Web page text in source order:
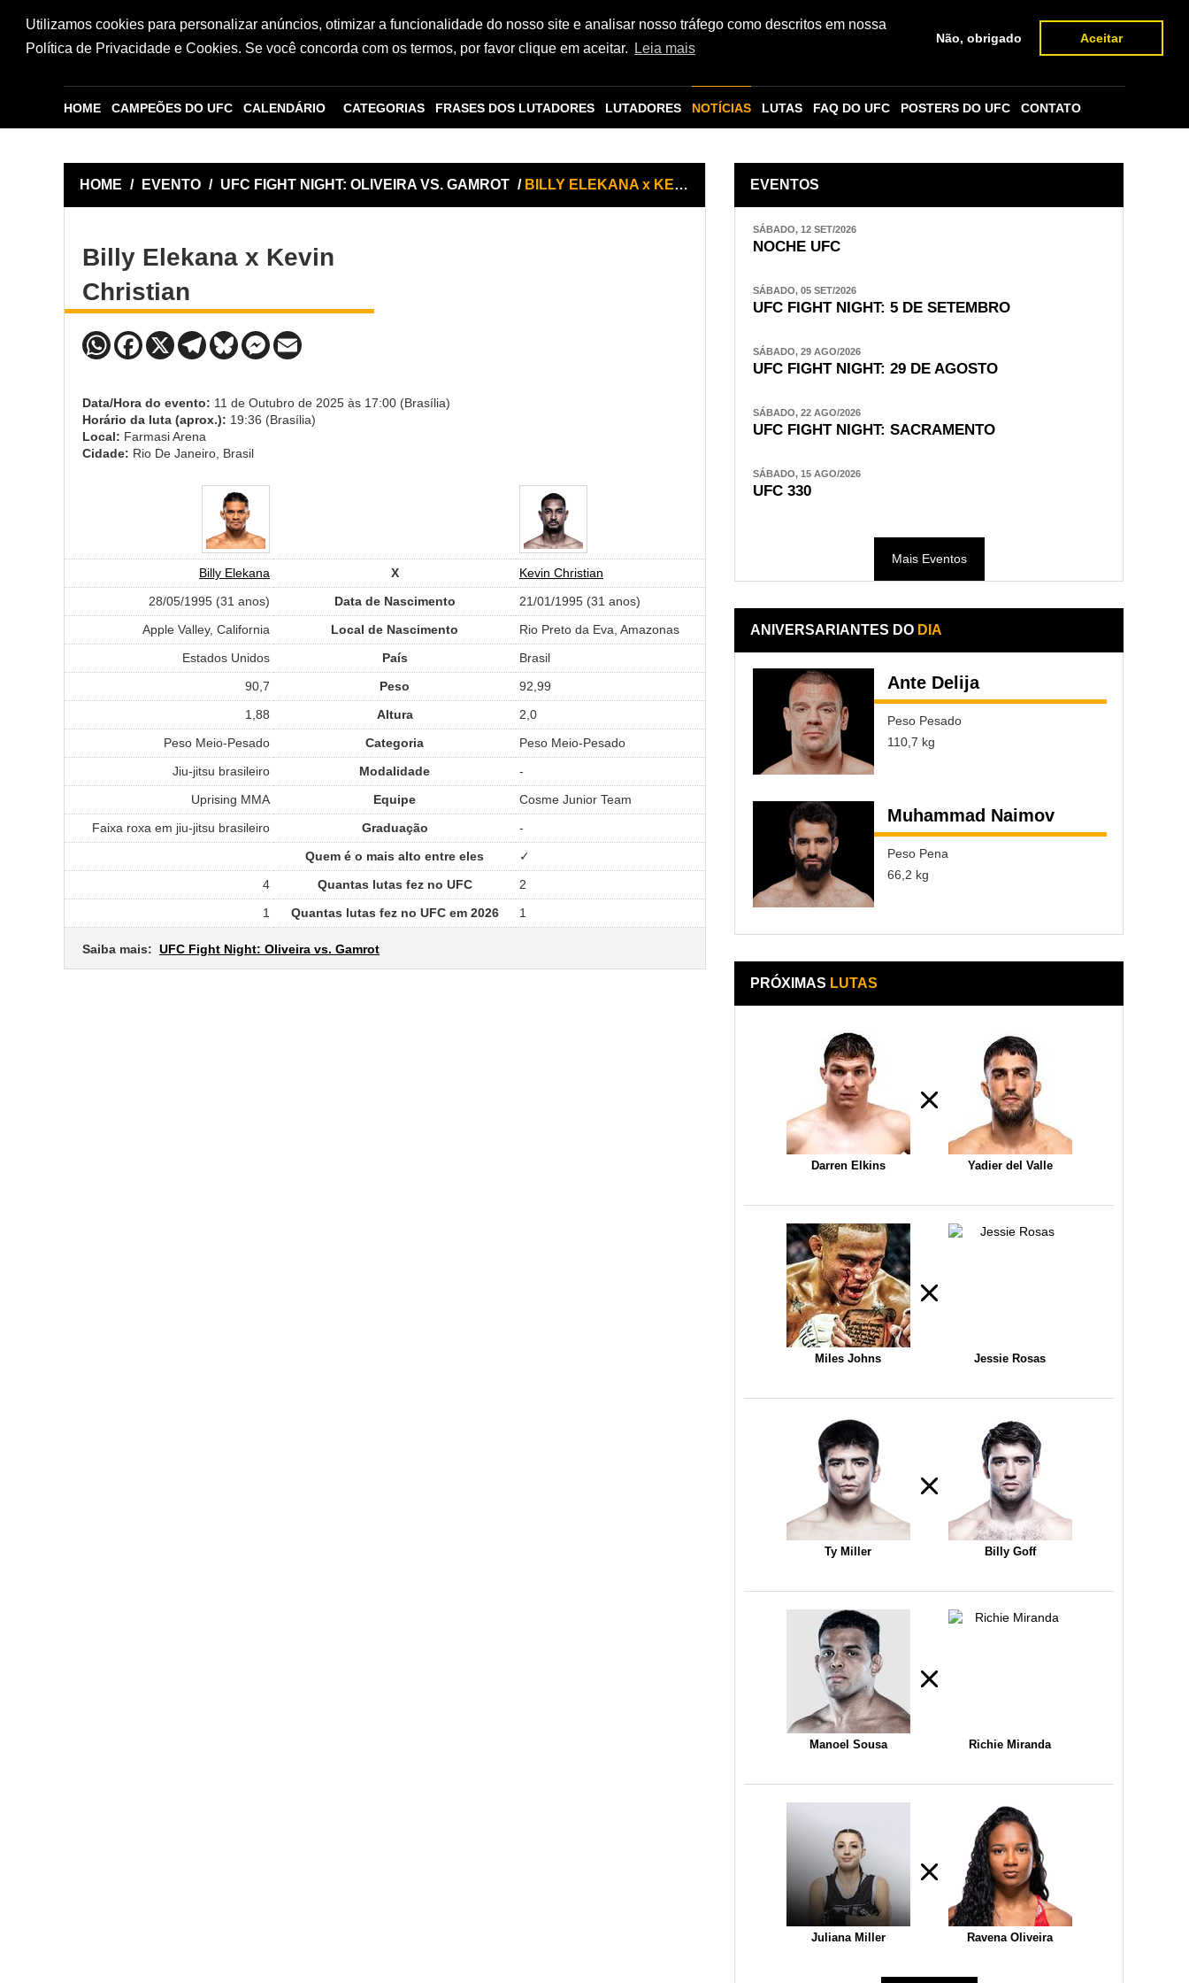
Utilizamos cookies para personalizar anúncios, otimizar a funcionalidade do nosso site e analisar nosso tráfego como descritos em nossa
Política de Privacidade e Cookies. Se você concorda com os termos, por favor clique em aceitar.
Leia mais
Não, obrigado Aceitar
HOME CAMPEÕES DO UFC CALENDÁRIO CATEGORIAS FRASES DOS LUTADORES LUTADORES NOTÍCIAS LUTAS FAQ DO UFC POSTERS DO UFC CONTATO
HOME / EVENTO / UFC FIGHT NIGHT: OLIVEIRA VS. GAMROT / BILLY ELEKANA x KEVIN CHRISTIAN
Billy Elekana x Kevin
Christian
Data/Hora do evento: 11 de Outubro de 2025 às 17:00 (Brasília)
Horário da luta (aprox.): 19:36 (Brasília)
Local: Farmasi Arena
Cidade: Rio De Janeiro, Brasil
Billy Elekana X
Kevin Christian
28/05/1995 (31 anos)
Data de Nascimento
21/01/1995 (31 anos)
Apple Valley, California
Local de Nascimento
Rio Preto da Eva, Amazonas
Estados Unidos
País
Brasil
90,7
Peso
92,99
1,88
Altura
2,0
Peso Meio-Pesado
Categoria
Peso Meio-Pesado
Jiu-jitsu brasileiro
Modalidade
-
Uprising MMA
Equipe
Cosme Junior Team
Faixa roxa em jiu-jitsu brasileiro
Graduação
-
Quem é o mais alto entre eles
✓
4
Quantas lutas fez no UFC
2
1
Quantas lutas fez no UFC em 2026 1
Saiba mais: UFC Fight Night: Oliveira vs. Gamrot
EVENTOS
SÁBADO, 12 SET/2026
NOCHE UFC
SÁBADO, 05 SET/2026
UFC FIGHT NIGHT: 5 DE SETEMBRO
SÁBADO, 29 AGO/2026
UFC FIGHT NIGHT: 29 DE AGOSTO
SÁBADO, 22 AGO/2026
UFC FIGHT NIGHT: SACRAMENTO
SÁBADO, 15 AGO/2026
UFC 330
Mais Eventos
ANIVERSARIANTES DO DIA
Ante Delija
Peso Pesado
110,7 kg
Muhammad Naimov
Peso Pena
66,2 kg
PRÓXIMAS LUTAS
Darren Elkins Yadier del Valle
Miles Johns Jessie Rosas
Ty Miller Billy Goff
Manoel Sousa Richie Miranda
Juliana Miller Ravena Oliveira